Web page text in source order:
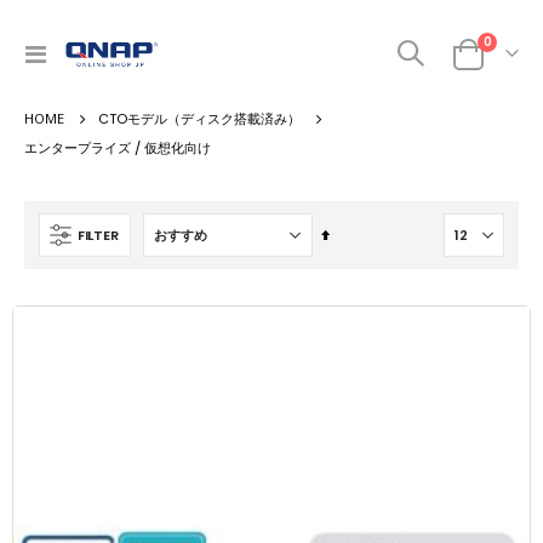
ナ
呼
ぶ
カート
0商品
CTOモデル（ディスク搭載済み）
エンタープライズ / 仮想化向け
FILTER
降